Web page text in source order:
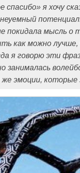
спасибо» я хочу
покидала мысль о
как можно
я говорю эти
занималась
эмоции,